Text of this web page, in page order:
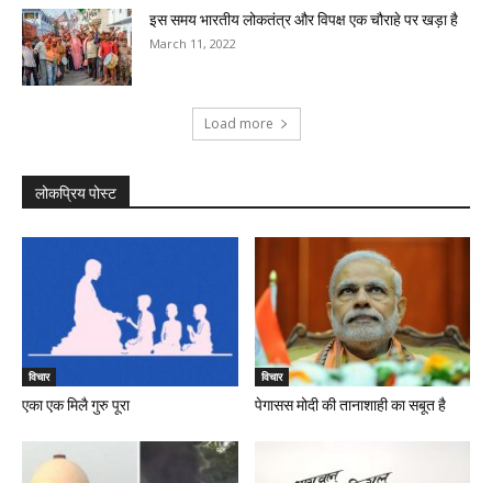
इस समय भारतीय लोकतंत्र और विपक्ष एक चौराहे पर खड़ा है
March 11, 2022
Load more
लोकप्रिय पोस्ट
विचार
एका एक मिलै गुरु पूरा
विचार
पेगासस मोदी की तानाशाही का सबूत है